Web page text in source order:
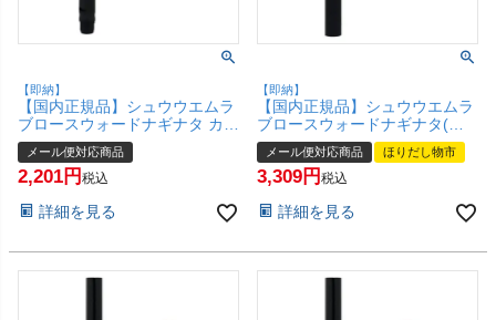
【即納】
【国内正規品】シュウウエムラ
ブロースウォードナギナタ カー
トリッジ(レフィル) #ストーン
グレイ【なぎなた削り アイブロ
ウ アイブローペンシル 眉】
品】【SBT】(6057224)
メール便対応商品
2,201 税込
詳細を見る
【即納】
【国内正規品】シュウウエムラ
ブロースウォードナギナタ(ケ
ース＋カートリッジ) #ブラウン
【なぎなた削り アイブロウ ア
イブローペンシル 眉】 shu
【SBT】(6057220)
メール便対応商品 ほりだし物市
3,309 税込
詳細を見る